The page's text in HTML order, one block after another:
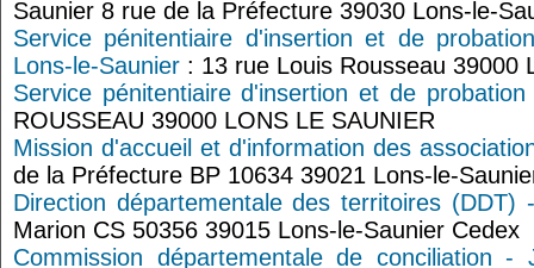
Saunier 8 rue de la Préfecture 39030 Lons-le-
Service pénitentiaire d'insertion et de
Lons-le-Saunier : 13 rue Louis Rousseau 39000
Service pénitentiaire d'insertion et de
ROUSSEAU 39000 LONS LE SAUNIER
Mission d'accueil et d'information des
de la Préfecture BP 10634 39021 Lons-le-
Direction départementale des territoires (DDT)
Marion CS 50356 39015 Lons-le-Saunier Cedex
Commission départementale de conciliation -